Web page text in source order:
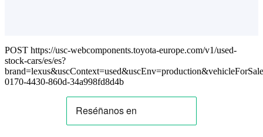
POST https://usc-webcomponents.toyota-europe.com/v1/used-
stock-cars/es/es?
0170-4430-860d-34a998fd8d4b